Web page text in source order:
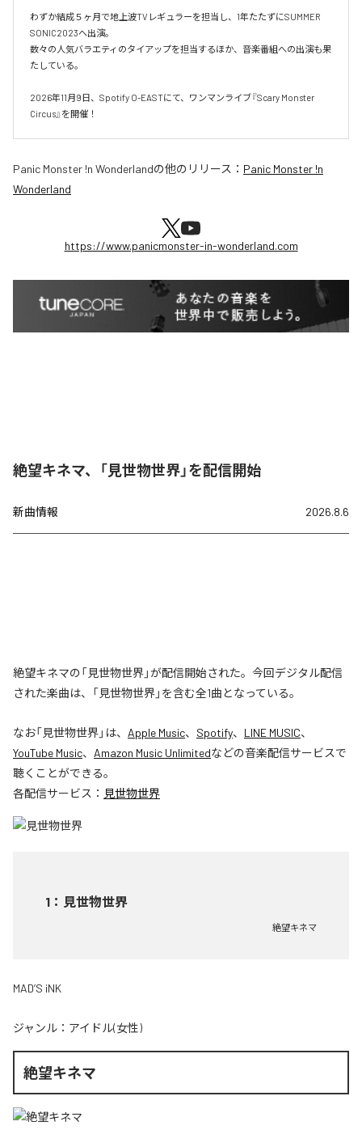
わずか結成５ヶ月で地上波TVレギュラーを担当し、1年たたずにSUMMER
SONIC2023へ出演。
数々の人気バラエティのタイアップを担当するほか、音楽番組への出演も果
たしている。
2026年11月9日、Spotify O-EASTにて、ワンマンライブ『Scary Monster
Circus』を開催！
Panic Monster !n Wonderlandの他のリリース： Panic Monster !n
Wonderland
https://www.panicmonster-in-wonderland.com
絶望キネマ、「見世物世界」を配信開始
新曲情報 2026.8.6
絶望キネマの「見世物世界」が配信開始された。今回デジタル配信
された楽曲は、「見世物世界」を含む全1曲となっている。
なお「見世物世界」は、 Apple Music、 Spotify、 LINE MUSIC、
YouTube Music、 Amazon Music Unlimitedなどの音楽配信サービスで
聴くことができる。
各配信サービス： 見世物世界
1 ： 見世物世界
絶望キネマ
MAD’S iNK
ジャンル： アイドル(女性)
絶望キネマ